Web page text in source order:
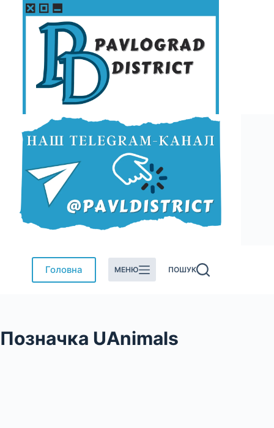
Перейти
Головна МЕНЮ ПОШУК
Позначка UAnimals